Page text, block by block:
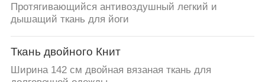
Протягивающийся антивоздушный легкий и
дышащий ткань для йоги
Ткань двойного Книт
Ширина 142 см двойная вязаная ткань для